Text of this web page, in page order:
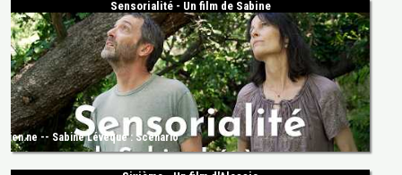
Sensorialité - Un film de Sabine
-- Sabine Lévèque : Scénario